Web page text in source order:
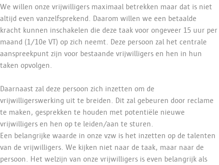
We willen onze vrijwilligers maximaal betrekken maar dat is niet
altijd even vanzelfsprekend. Daarom willen we een betaalde
kracht kunnen inschakelen die deze taak voor ongeveer 15 uur per
maand (1/10e VT) op zich neemt. Deze persoon zal het centrale
aanspreekpunt zijn voor bestaande vrijwilligers en hen in hun
taken opvolgen.
Daarnaast zal deze persoon zich inzetten om de
vrijwilligerswerking uit te breiden. Dit zal gebeuren door reclame
te maken, gesprekken te houden met potentiële nieuwe
vrijwilligers en hen op te leiden/aan te sturen.
Een belangrijke waarde in onze vzw is het inzetten op de talenten
van de vrijwilligers. We kijken niet naar de taak, maar naar de
persoon. Het welzijn van onze vrijwilligers is even belangrijk als